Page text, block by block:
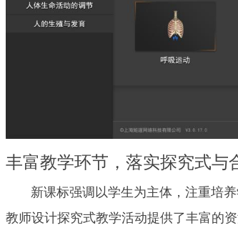
丰富教学环节，落实探究式与
新课标强调以学生为主体，注重培养
教师设计探究式教学活动提供了丰富的